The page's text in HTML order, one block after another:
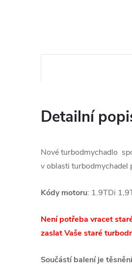
Detailní
Nové turbodmychadlo
v oblasti turbodmychadel
Kódy motoru: 1.9TDi
Není potřeba vracet
zaslat Vaše staré
Součástí balení je